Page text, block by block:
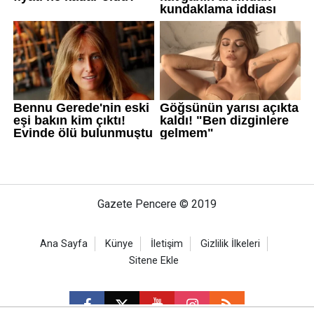
Gazete Pencere © 2019
Ana Sayfa Künye İletişim
Gizlilik İlkeleri
Sitene Ekle